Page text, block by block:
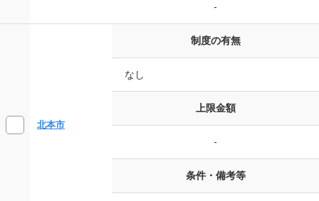
-
北本市
制度の有無
なし
上限金額
-
条件・備考等